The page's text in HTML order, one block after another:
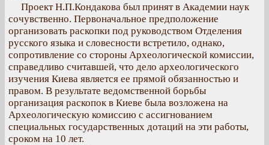
Проект Н.П.Кондакова был принят в Академии наук
сочувственно. Первоначальное предположение
организовать раскопки под руководством Отделения
русского языка и словесности встретило, однако,
сопротивление со стороны Археологической комиссии,
справедливо считавшей, что дело археологического
изучения Киева является ее прямой обязанностью и
правом. В результате ведомственной борьбы
организация раскопок в Киеве была возложена на
Археологическую комиссию с ассигнованием
специальных государственных дотаций на эти работы,
сроком на 10 лет.